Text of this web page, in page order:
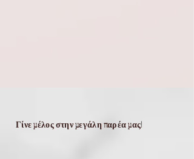
Γίνε μέλος στην μεγάλη παρέα μας!